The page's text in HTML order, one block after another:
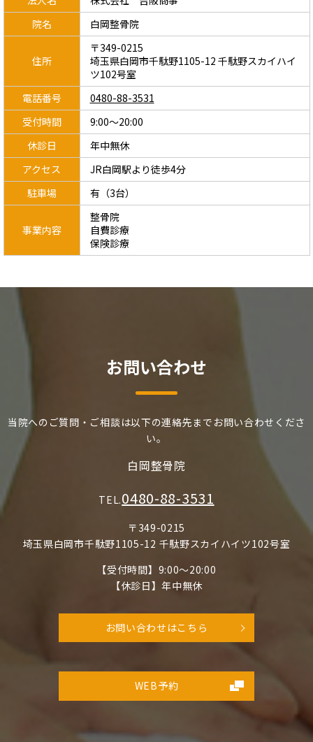
院名
白岡整骨院
住所
〒349-0215
埼玉県白岡市千駄野1105-12 千駄野スカイハイ
ツ102号室
電話番号
0480-88-3531
受付時間
9:00～20:00
休診日
年中無休
アクセス
JR白岡駅より徒歩4分
駐車場
有（3台）
事業内容
整骨院
自費診療
保険診療
お問い合わせ
当院へのご質問・ご相談は以下の連絡先までお問い合わせくださ
い。
白岡整骨院
TEL.0480-88-3531
〒349-0215
埼玉県白岡市千駄野1105-12 千駄野スカイハイツ102号室
【受付時間】9:00～20:00
【休診日】年中無休
お問い合わせはこちら
WEB予約